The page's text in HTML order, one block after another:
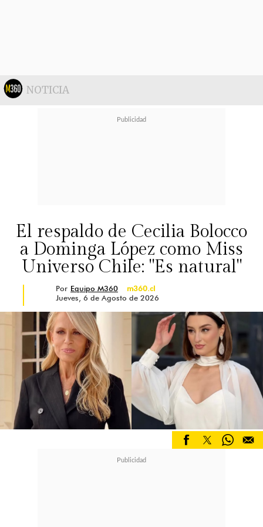
La publicación no pasó inadvertida
entre sus seguidores, quienes
llenaron la publicación de
comentarios con mensajes de apoyo
NOTICIA
El respaldo de Cecilia Bolocco
a Dominga López como Miss
Universo Chile: "Es natural"
Por Equipo M360
m360.cl
Jueves, 6 de Agosto de 2026